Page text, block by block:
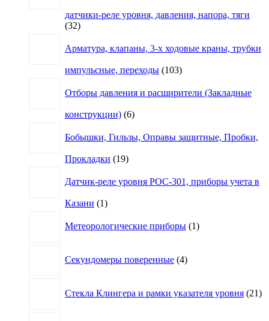
датчики-реле уровня, давления, напора, тяги
3232
Арматура, клапаны, 3-х ходовые краны, трубки
импульсные, переходы 103103
Отборы давления и расширители (Закладные
конструкции) 66
Бобышки, Гильзы, Оправы защитные, Пробки,
Прокладки 1919
Датчик-реле уровня РОС-301, приборы учета в
Казани 11
Метеорологические приборы 1товар
Секундомеры поверенные 4товара
Стекла Клингера и рамки указателя уровня 21